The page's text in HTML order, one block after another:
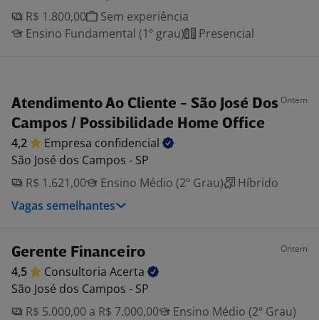
R$ 1.800,00
Sem experiência
Ensino Fundamental (1º grau)
Presencial
Atendimento Ao Cliente - São José Dos
Campos / Possibilidade Home Office
Ontem
4,2 Empresa confidencial
São José dos Campos - SP
R$ 1.621,00
Ensino Médio (2º Grau)
Híbrido
Vagas semelhantes
Gerente Financeiro Ontem
4,5 Consultoria Acerta
São José dos Campos - SP
R$ 5.000,00 a R$ 7.000,00
Ensino Médio (2º Grau)